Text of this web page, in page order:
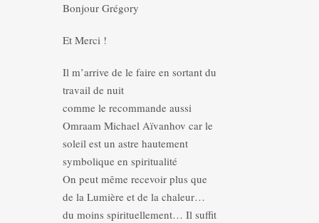
Bonjour Grégory
Et Merci !
Il m’arrive de le faire en sortant du
travail de nuit
comme le recommande aussi
Omraam Michael Aïvanhov car le
soleil est un astre hautement
symbolique en spiritualité
On peut même recevoir plus que
de la Lumière et de la chaleur…
du moins spirituellement… Il suffit